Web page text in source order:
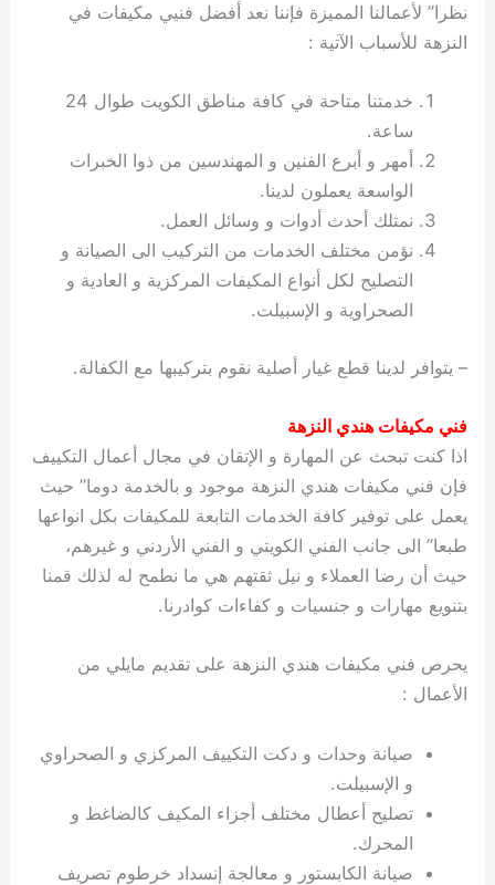
نظرا” لأعمالنا المميزة فإننا نعد أفضل فنيي مكيفات في
النزهة للأسباب الآتية :
خدمتنا متاحة في كافة مناطق الكويت طوال 24
ساعة.
أمهر و أبرع الفنين و المهندسين من ذوا الخبرات
الواسعة يعملون لدينا.
نمتلك أحدث أدوات و وسائل العمل.
نؤمن مختلف الخدمات من التركيب الى الصيانة و
التصليح لكل أنواع المكيفات المركزية و العادية و
الصحراوية و الإسبيلت.
– يتوافر لدينا قطع غيار أصلية نقوم بتركيبها مع الكفالة.
فني مكيفات هندي النزهة
اذا كنت تبحث عن المهارة و الإتقان في مجال أعمال التكييف
فإن فني مكيفات هندي النزهة موجود و بالخدمة دوما” حيث
يعمل على توفير كافة الخدمات التابعة للمكيفات بكل انواعها
طبعا” الى جانب الفني الكويتي و الفني الأردني و غيرهم،
حيث أن رضا العملاء و نيل ثقتهم هي ما نطمح له لذلك قمنا
بتنويع مهارات و جنسيات و كفاءات كوادرنا.
يحرص فني مكيفات هندي النزهة على تقديم مايلي من
الأعمال :
صيانة وحدات و دكت التكييف المركزي و الصحراوي
و الإسبيلت.
تصليح أعطال مختلف أجزاء المكيف كالضاغط و
المحرك.
صيانة الكابستور و معالجة إنسداد خرطوم تصريف